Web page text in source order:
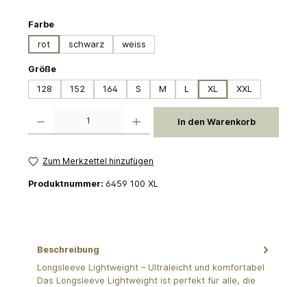
Farbeauswählen
rot
schwarz weiss
Größeauswählen
128
152 164 S M L XL XXL
In den Warenkorb
Zum Merkzettel hinzufügen
Produktnummer: 6459 100 XL
Beschreibung
Longsleeve Lightweight – Ultraleicht und komfortabel
Das Longsleeve Lightweight ist perfekt für alle, die